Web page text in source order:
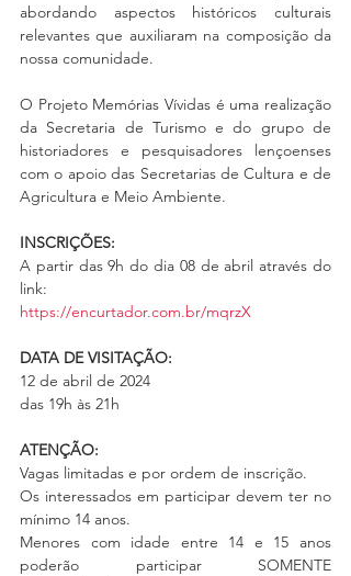
abordando aspectos históricos culturais
relevantes que auxiliaram na composição da
nossa comunidade.
O Projeto Memórias Vívidas é uma realização
da Secretaria de Turismo e do grupo de
historiadores e pesquisadores lençoenses
com o apoio das Secretarias de Cultura e de
Agricultura e Meio Ambiente.
INSCRIÇÕES:
A partir das 9h do dia 08 de abril através do
link:
https://encurtador.com.br/mqrzX
DATA DE VISITAÇÃO:
12 de abril de 2024
das 19h às 21h
ATENÇÃO:
Vagas limitadas e por ordem de inscrição.
Os interessados em participar devem ter no
mínimo 14 anos.
Menores com idade entre 14 e 15 anos
poderão participar SOMENTE